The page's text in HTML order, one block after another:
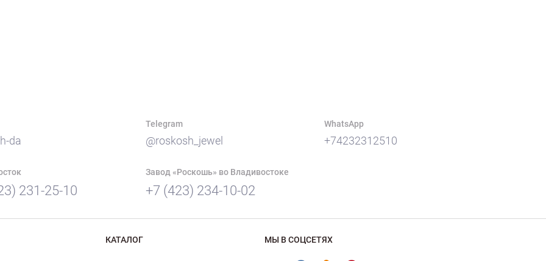
da
Telegram
@roskosh_jewel
WhatsApp
+74232312510
231-25-10
Завод «Роскошь» во Владивостоке
+7 (423) 234-10-02
КАТАЛОГ МЫ В СОЦСЕТЯХ